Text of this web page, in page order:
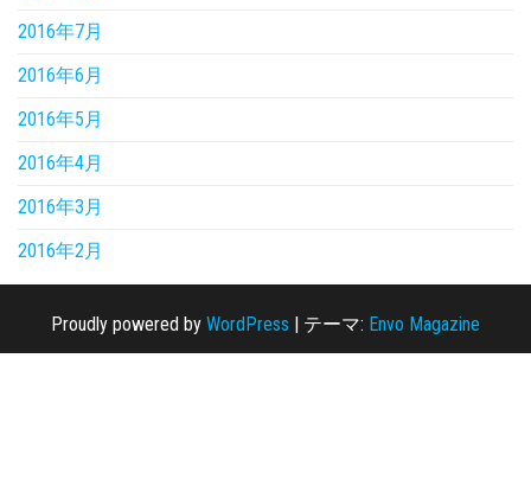
2016年7月
2016年6月
2016年5月
2016年4月
2016年3月
2016年2月
Proudly powered by WordPress | テーマ: Envo Magazine